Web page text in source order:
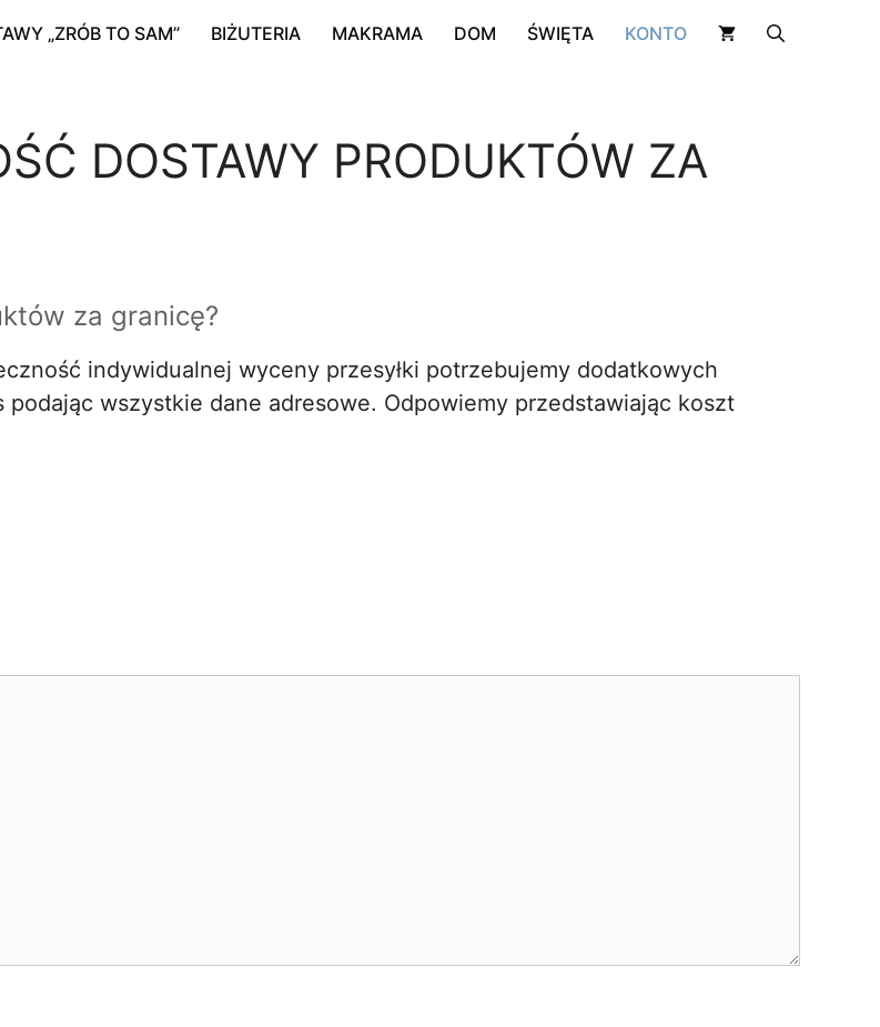
„ZRÓB TO SAM” BIŻUTERIA MAKRAMA DOM ŚWIĘTA KONTO
DOSTAWY PRODUKTÓW ZA
za granicę?
indywidualnej wyceny przesyłki potrzebujemy dodatkowych
wszystkie dane adresowe. Odpowiemy przedstawiając koszt